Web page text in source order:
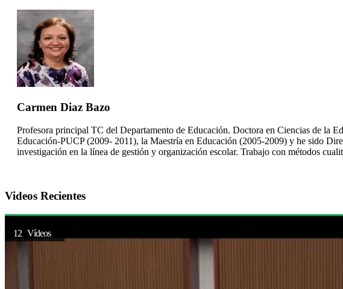
Carmen Diaz Bazo
Profesora principal TC del Departamento de Educación. Doctora en Ciencias de la
Educación-PUCP (2009- 2011), la Maestría en Educación (2005-2009) y he sido
investigación en la línea de gestión y organización escolar. Trabajo con métodos
Videos Recientes
12 Vídeos